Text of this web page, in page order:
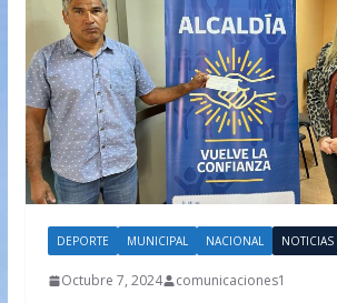
DEPORTE MUNICIPAL NACIONAL NOTICIAS
Octubre 7, 2024 comunicaciones1